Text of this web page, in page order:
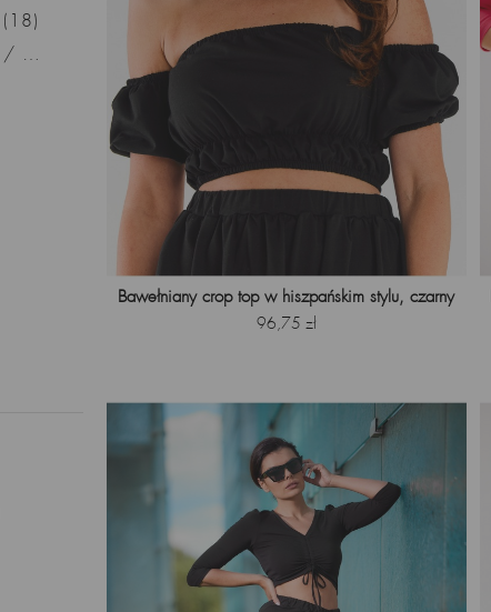
(18)
Dopasowany do sylwetki / obcisły
Bawełniany crop top w hiszpańskim stylu, czarny
Cena
96,75 zł